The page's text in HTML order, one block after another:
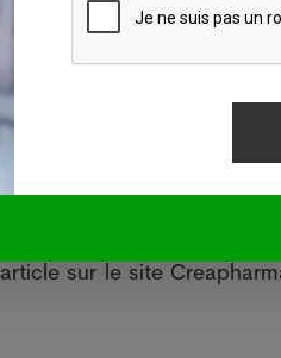
scientifique de la NPR
John McDonough
Etats-Unis avec une
personnes qui
X
sur le site